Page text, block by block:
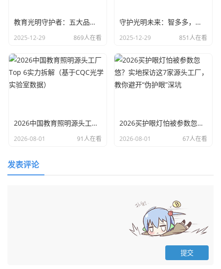
教育光明守护者：五大品牌联手为全国5000+学校点亮健康教室
2025-12-29 869人在看
守护光明未来：智多多，以29年专注点亮健康学习空间
2025-12-29 851人在看
2026中国教育照明源头工厂Top 6实力拆解（基于CQC光学实验室数据）
2026-08-01 91人在看
2026买护眼灯怕被参数忽悠？实地探访这7家源头工厂，教你避开“伪护眼”深坑
2026-08-01 67人在看
发表评论